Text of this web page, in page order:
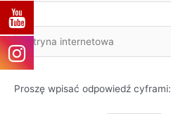
Witryna
internetowa
Proszę wpisać odpowiedź cyframi: